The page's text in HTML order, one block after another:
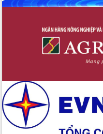
Quyết liệt cải cách hành chính, khơi
Nâng cao hiệu lực, hiệu quả HĐND
tỉnh thông qua hiện đại hóa hành chính
Xã Ea Phê gắn cải cách hành chính với
Hồ Thị Nguyên Thảo làm việc tại Trung
tâm Phục vụ hành chính công xã Ea
Xây dựng nền hành chính số đồng
hành cùng nông dân dân, doanh nghiệp